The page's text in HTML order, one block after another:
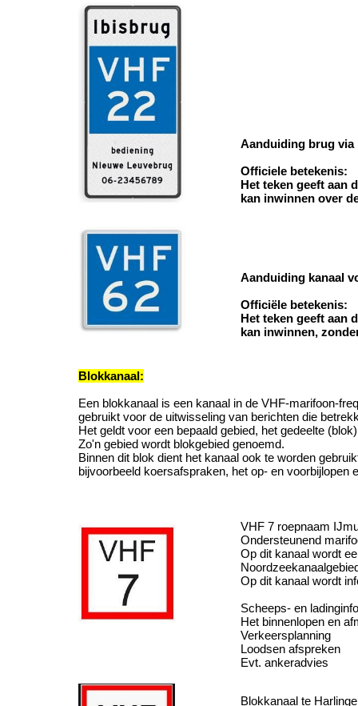
Aanduiding brug via
Officiele betekenis:
Het teken geeft aan
kan inwinnen over
Aanduiding kanaal
Officiële betekenis:
Het teken geeft aan
kan inwinnen,
Blokkanaal:
Een blokkanaal is een kanaal in de VHF-marifoon-
gebruikt voor de uitwisseling van berichten die
Het geldt voor een bepaald gebied, het gedeelte
Zo'n gebied wordt blokgebied genoemd.
Binnen dit blok dient het kanaal ook te worden
bijvoorbeeld koersafspraken, het op- en
VHF 7 roepnaam
Ondersteunend
Op dit kanaal wordt
Op dit kanaal wordt
Scheeps- en
Het binnenlopen en
Verkeersplanning
Loodsen afspreken
Evt. ankeradvies
Blokkanaal te